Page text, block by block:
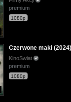
premium
1080p
Czerwone maki
KinoSwiat
premium
1080p